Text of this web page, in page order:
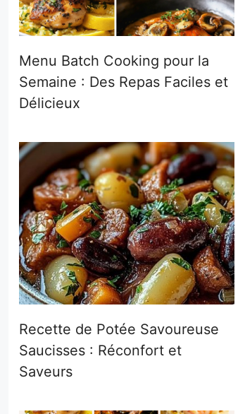
Menu Batch Cooking pour la
Semaine : Des Repas Faciles et
Délicieux
Recette de Potée Savoureuse
Saucisses : Réconfort et
Saveurs